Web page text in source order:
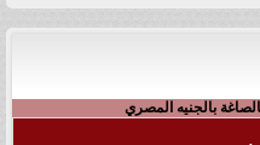
بالجنيه المصري